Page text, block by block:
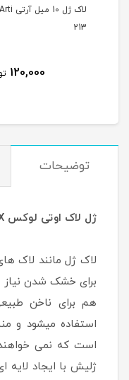
213
120,000
توضیحات
ژل لاک اوتی لوکس OTTIE LUX
لاک ژل مانند لاک
هم برای ناخن
استفاده میشود و
است که نمی
ژلیش با ایجاد